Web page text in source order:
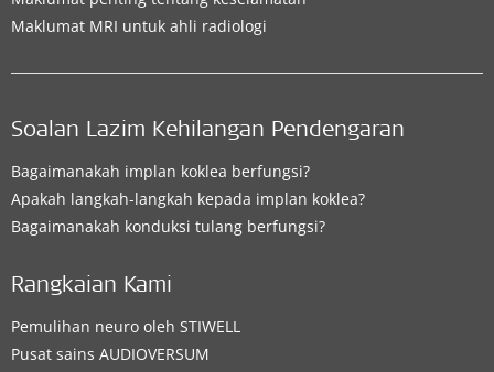
Maklumat MRI untuk ahli radiologi
Soalan Lazim Kehilangan Pendengaran
Bagaimanakah implan koklea berfungsi?
Apakah langkah-langkah kepada implan koklea?
Bagaimanakah konduksi tulang berfungsi?
Rangkaian Kami
Pemulihan neuro oleh STIWELL
Pusat sains AUDIOVERSUM